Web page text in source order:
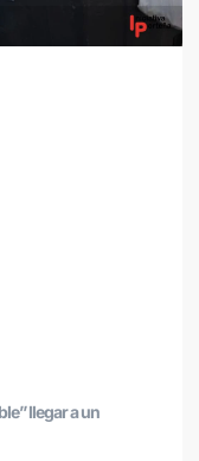
llegar a un